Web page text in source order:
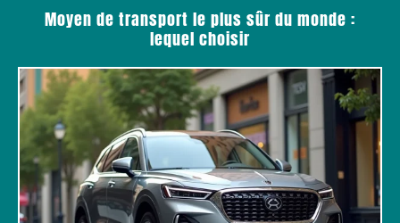
Moyen de transport le plus sûr du monde :
lequel choisir